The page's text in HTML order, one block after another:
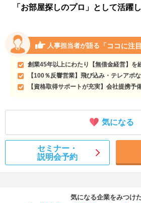
「お部屋探しのプロ」として活躍
人事担当者が語る 「ココに注
創業45年以上にわたり【無借金経営】を
【100％反響営業】飛び込み・テレアポ
【資格取得サポートが充実】会社提携予
気になる
セミナー・
説明会予約
気になる企業をみつけ